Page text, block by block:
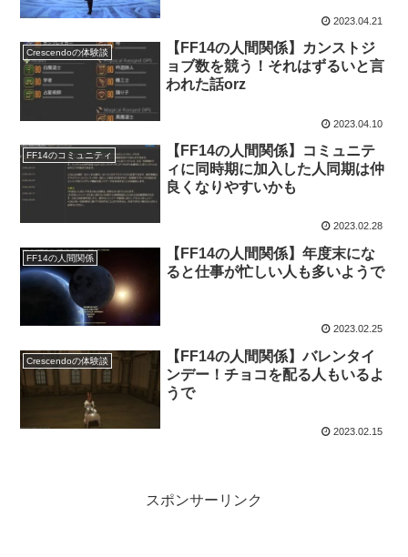
2023.04.21
Crescendoの体験談
【FF14の人間関係】カンストジ
ョブ数を競う！それはずるいと言
われた話orz
2023.04.10
FF14のコミュニティ
【FF14の人間関係】コミュニテ
ィに同時期に加入した人同期は仲
良くなりやすいかも
2023.02.28
FF14の人間関係
【FF14の人間関係】年度末にな
ると仕事が忙しい人も多いようで
2023.02.25
Crescendoの体験談
【FF14の人間関係】バレンタイ
ンデー！チョコを配る人もいるよ
うで
2023.02.15
スポンサーリンク